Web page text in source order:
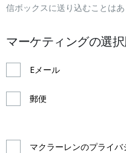
信ボックスに送り込むことは
マーケティングの選
Eメール
郵便
マクラーレンのプライ